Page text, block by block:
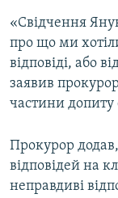
«Свідчення
про що ми
відповіді, або
заявив прокурор
частини допиту
Прокурор
відповідей на
неправдиві